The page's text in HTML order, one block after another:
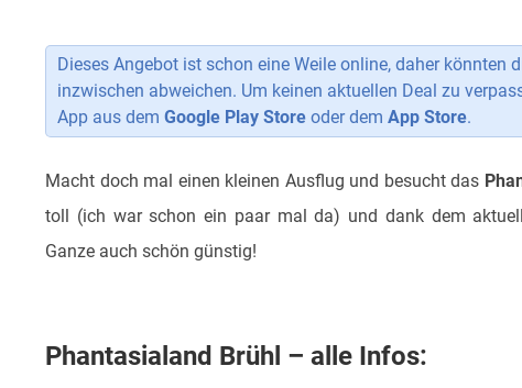
Dieses Angebot ist schon eine Weile online, daher könnten
inzwischen abweichen. Um keinen aktuellen Deal zu
App aus dem Google Play Store oder dem App Store.
Macht doch mal einen kleinen Ausflug und besucht das
toll (ich war schon ein paar mal da) und dank dem
Ganze auch schön günstig!
Phantasialand Brühl – alle Infos: